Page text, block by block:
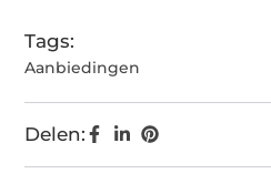
Tags:
Aanbiedingen
Delen: